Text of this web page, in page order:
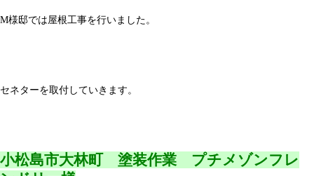
M様邸では屋根工事を行いました。
セネターを取付していきます。
小松島市大林町 塗装作業 プチメゾンフレ